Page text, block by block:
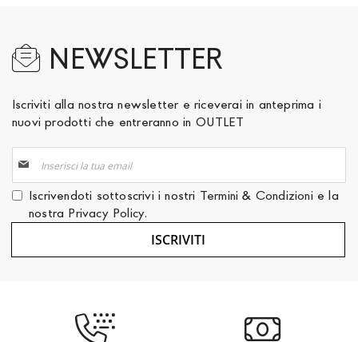
NEWSLETTER
Iscriviti alla nostra newsletter e riceverai in anteprima i
nuovi prodotti che entreranno in OUTLET
alla
nostra
Newsletter:
Iscrivendoti sottoscrivi i nostri Termini & Condizioni e la
nostra Privacy Policy.
ISCRIVITI